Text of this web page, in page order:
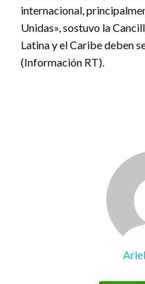
internacional,
Unidas», sostuvo la
Latina y el Caribe deben
(Información RT).